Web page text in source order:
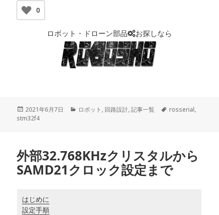
0
ロボット・ドローン部品 お探しなら
投
稿
2021年6月7日
カ
ロボット , 回路設計,記事一覧
タ
rosserial,
stm32f4
外部32.768KHzクリスタルから
SAMD21クロック設定まで
はじめに
設定手順